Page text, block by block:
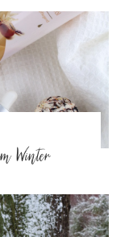
Winter